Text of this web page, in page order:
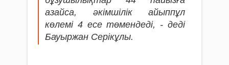
азайса, әкімшілік айыппұл
көлемі 4 есе төмендеді, - деді
Бауыржан Серікұлы.